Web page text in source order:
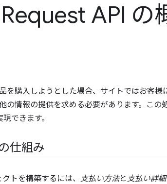
API の
を購入しようとした場合、サイトではお客
の情報の提供を求める必要があります。この
できます。
仕組み
トを構築するには、 支払い方法と支払い詳細